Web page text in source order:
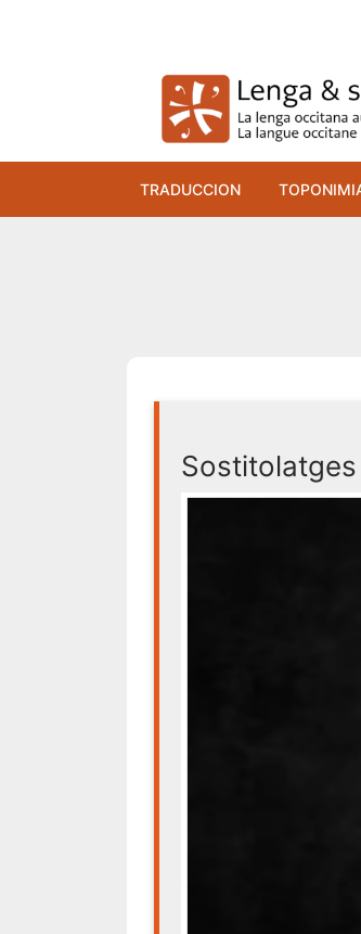
TRADUCCION
Sostitolatges